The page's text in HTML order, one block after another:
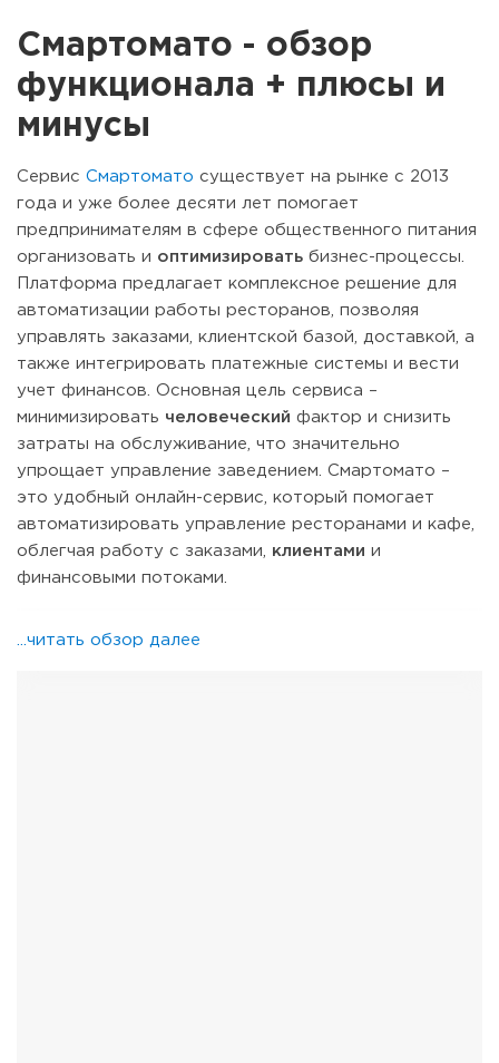
Смартомато - обзор
функционала + плюсы и
минусы
Сервис Смартомато существует на рынке с 2013
года и уже более десяти лет помогает
предпринимателям в сфере общественного питания
организовать и оптимизировать бизнес-процессы.
Платформа предлагает комплексное решение для
автоматизации работы ресторанов, позволяя
управлять заказами, клиентской базой, доставкой, а
также интегрировать платежные системы и вести
учет финансов. Основная цель сервиса –
минимизировать человеческий фактор и снизить
затраты на обслуживание, что значительно
упрощает управление заведением. Смартомато –
это удобный онлайн-сервис, который помогает
автоматизировать управление ресторанами и кафе,
облегчая работу с заказами, клиентами и
финансовыми потоками.
...читать обзор далее